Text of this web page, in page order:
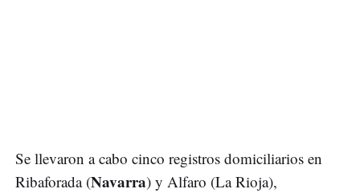
Se llevaron a cabo cinco registros domiciliarios en
Ribaforada (Navarra) y Alfaro (La Rioja),